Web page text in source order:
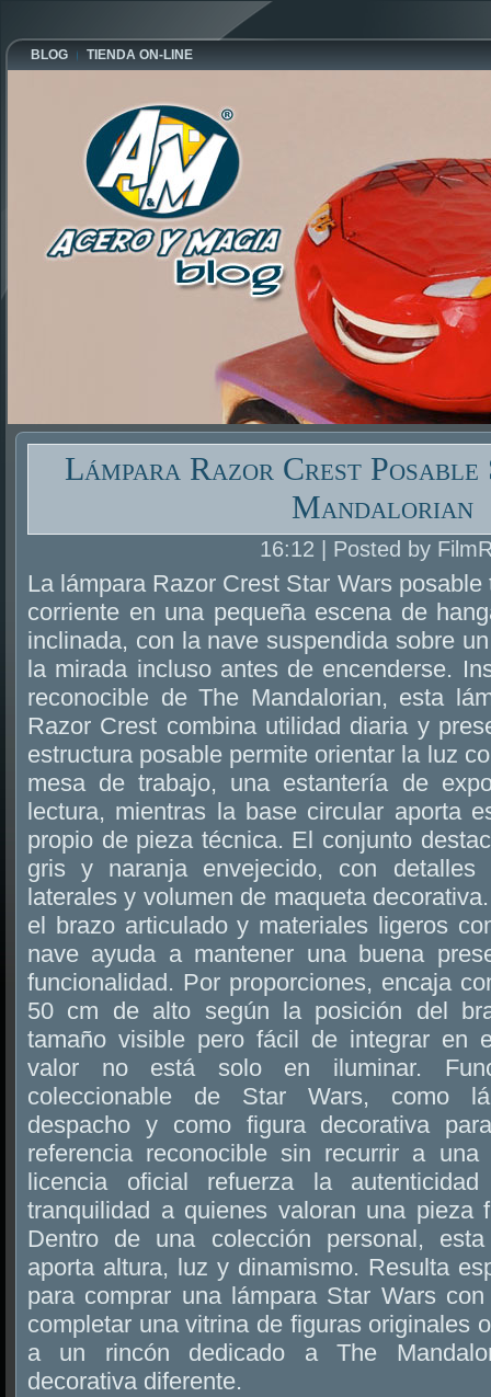
BLOG TIENDA ON-LINE
Lámpara Razor Crest
Mandalorian
16:12 | Posted by
La lámpara Razor Crest Star Wars
corriente en una pequeña escena de
inclinada, con la nave suspendida sobre
la mirada incluso antes de encenderse.
reconocible de The Mandalorian, esta
Razor Crest combina utilidad diaria y
estructura posable permite orientar la luz
mesa de trabajo, una estantería de
lectura, mientras la base circular aporta
propio de pieza técnica. El conjunto
gris y naranja envejecido, con detalles
laterales y volumen de maqueta
el brazo articulado y materiales ligeros
nave ayuda a mantener una buena
funcionalidad. Por proporciones, encaja
50 cm de alto según la posición del
tamaño visible pero fácil de integrar en
valor no está solo en iluminar.
coleccionable de Star Wars, como
despacho y como figura decorativa
referencia reconocible sin recurrir a una
licencia oficial refuerza la
tranquilidad a quienes valoran una pieza
Dentro de una colección personal,
aporta altura, luz y dinamismo. Resulta
para comprar una lámpara Star Wars
completar una vitrina de figuras originales
a un rincón dedicado a The
decorativa diferente.